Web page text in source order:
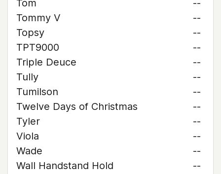
Tom
--
Tommy V
--
Topsy
--
TPT9000
--
Triple Deuce
--
Tully
--
Tumilson
--
Twelve Days of Christmas
--
Tyler
--
Viola
--
Wade
--
Wall Handstand Hold
--